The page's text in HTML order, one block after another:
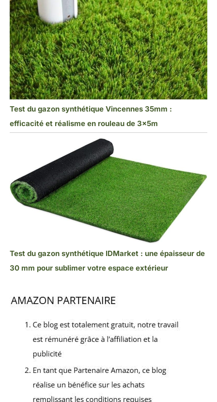
Test du gazon synthétique Vincennes 35mm :
efficacité et réalisme en rouleau de 3x5m
Test du gazon synthétique IDMarket : une épaisseur de
30 mm pour sublimer votre espace extérieur